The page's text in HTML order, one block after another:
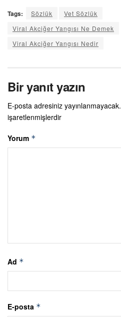
Tags: Sözlük
Vet Sözlük
Viral Akciğer Yangısı Ne Demek
Viral Akciğer Yangısı Nedir
Bir yanıt yazın
E-posta adresiniz yayınlanmayacak.
işaretlenmişlerdir
Yorum *
Ad *
E-posta *